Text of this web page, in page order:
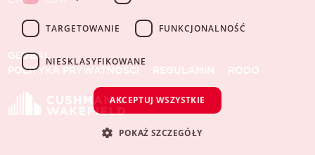
GLOBAL
POLITYKA PRYWATNOŚCI
REGULAMIN RODO
TARGETOWANIE FUNKCJONALNOŚĆ
NIESKLASYFIKOWANE
AKCEPTUJ WSZYSTKIE
POKAŻ SZCZEGÓŁY